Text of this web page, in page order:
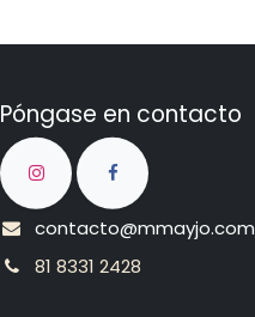
Póngase en contacto
contacto@mmayjo.com
81 8331 2428